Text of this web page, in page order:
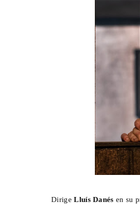
DirigeLluís Danésen su